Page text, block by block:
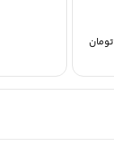
قیمت
اصلی
بود.
تومان
قیمت
فعلی
۵,۲۰۰,۰۰۰
است.